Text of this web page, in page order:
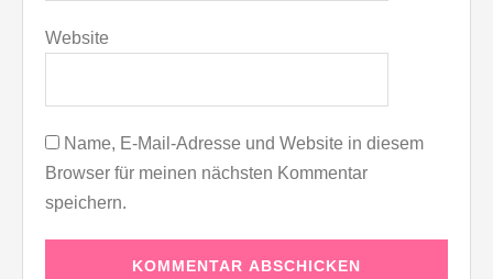
Website
Name, E-Mail-Adresse und Website in diesem
Browser für meinen nächsten Kommentar
speichern.